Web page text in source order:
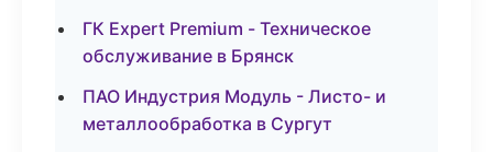
ГК Expert Premium - Техническое
обслуживание в Брянск
ПАО Индустрия Модуль - Листо- и
металлообработка в Сургут